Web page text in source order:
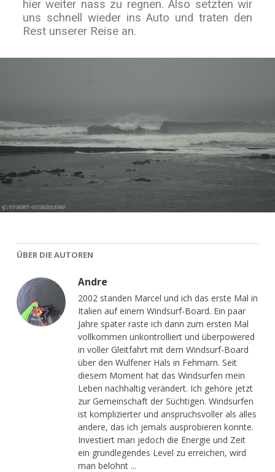
hier weiter nass zu regnen. Also setzten wir
uns schnell wieder ins Auto und traten den
Rest unserer Reise an.
ÜBER DIE AUTOREN
Andre
2002 standen Marcel und ich das erste Mal in
Italien auf einem Windsurf-Board. Ein paar
Jahre später raste ich dann zum ersten Mal
vollkommen unkontrolliert und überpowered
in voller Gleitfahrt mit dem Windsurf-Board
über den Wulfener Hals in Fehmarn. Seit
diesem Moment hat das Windsurfen mein
Leben nachhaltig verändert. Ich gehöre jetzt
zur Gemeinschaft der Süchtigen. Windsurfen
ist komplizierter und anspruchsvoller als alles
andere, das ich jemals ausprobieren konnte.
Investiert man jedoch die Energie und Zeit
ein grundlegendes Level zu erreichen, wird
man belohnt ...